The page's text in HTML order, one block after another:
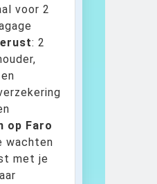
voor 2
: 2
op Faro
wachten
met je